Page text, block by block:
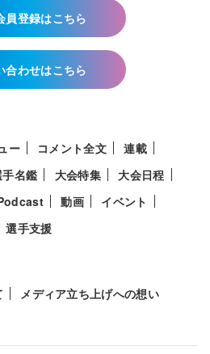
員登録はこちら
合わせはこちら
ー コメント全文
連載
名鑑 大会特集
大会日程
動画
イベント
選手支援
メディア立ち上げへの想い